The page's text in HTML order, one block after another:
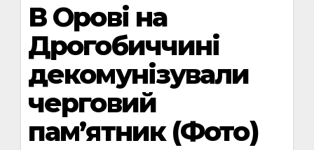
В Орові на
Дрогобиччині
декомунізували
черговий
пам’ятник (Фото)